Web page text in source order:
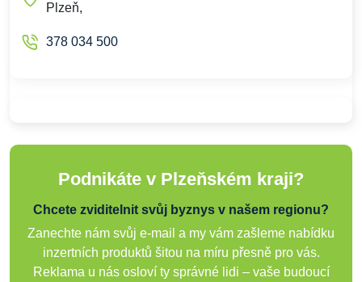
Plzeň,
378 034 500
Podnikáte v Plzeňském kraji?
Chcete zviditelnit svůj byznys v našem regionu?
Zanechte nám svůj e-mail a my vám zašleme nabídku
inzertních produktů šitou na míru přesně pro vás.
Reklama u nás osloví ty správné lidi – vaše budoucí